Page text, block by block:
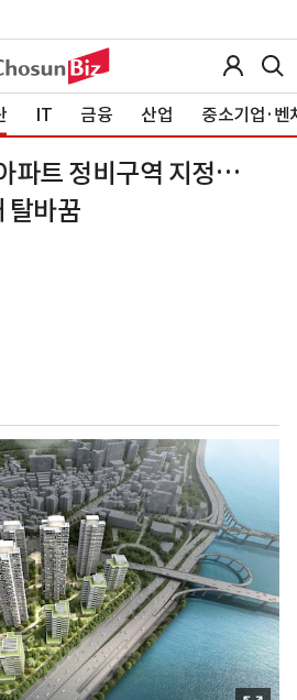
IT 금융 산업 중소기업·벤
파트 정비구역 지정…
탈바꿈